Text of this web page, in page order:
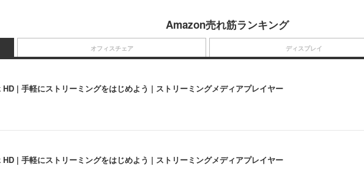
Amazon売れ筋ランキング
| 手軽にストリーミングをはじめよう | ストリーミングメディアプレイヤー
| 手軽にストリーミングをはじめよう | ストリーミングメディアプレイヤー
オフィスチェア ディスプレイ